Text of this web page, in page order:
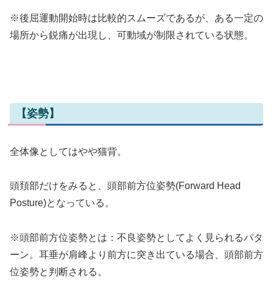
※後屈運動開始時は比較的スムーズであるが、ある一定の
場所から鋭痛が出現し、可動域が制限されている状態。
【姿勢】
全体像としてはやや猫背。
頭頚部だけをみると、頭部前方位姿勢(Forward Head
Posture)となっている。
※頭部前方位姿勢とは：不良姿勢としてよく見られるパタ
ーン。耳垂が肩峰より前方に突き出ている場合、頭部前方
位姿勢と判断される。